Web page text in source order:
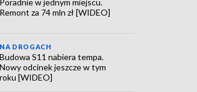
Remont za 74 mln zł [WIDEO]
NA DROGACH
Budowa S11 nabiera tempa.
Nowy odcinek jeszcze w tym
roku [WIDEO]